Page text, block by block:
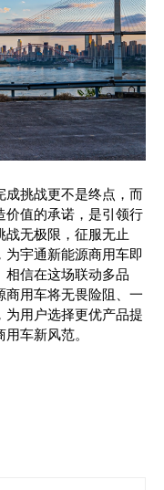
成挑战更不是终点，而
价值的承诺，是引领行
战无极限，征服无止
宇通新能源商用车即
相信在这场联动多品
商用车将无畏险阻、一
为用户选择更优产品提
车新风范。